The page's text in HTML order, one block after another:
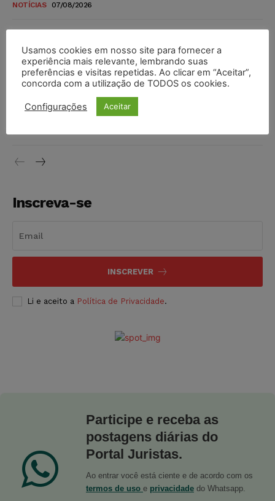
NOTÍCIAS 07/08/2026
novos para pessoas com deficiência e autistas de todos os
níveis
DIREITO TRIBUTÁRIO 07/08/2026
Justiça do Trabalho mantém justa causa de empregado que
vendia canetas emagrecedoras no local de trabalho
Inscreva-se
INSCREVER
Li e aceito a Política de Privacidade.
Participe e receba as
postagens diárias do
Portal Juristas.
Ao entrar você está ciente e de acordo com os
termos de uso e privacidade do Whatsapp.
Usamos cookies em nosso site para fornecer a
experiência mais relevante, lembrando suas
preferências e visitas repetidas. Ao clicar em “Aceitar”,
concorda com a utilização de TODOS os cookies.
Configurações Aceitar